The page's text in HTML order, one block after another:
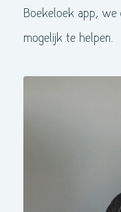
Boekeloek app, we
mogelijk te helpen.